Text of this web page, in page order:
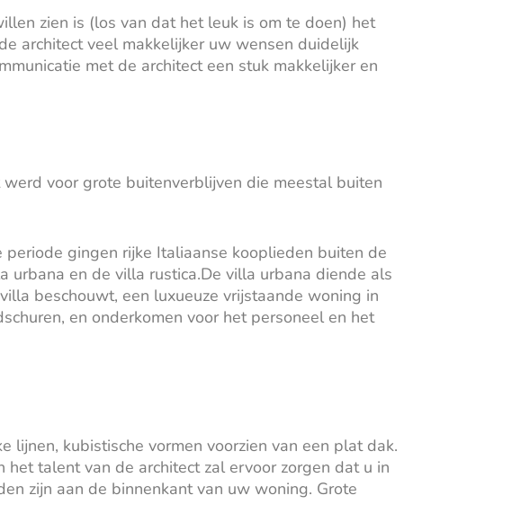
zien is (los van dat het leuk is om te doen) het
architect veel makkelijker uw wensen duidelijk
met de architect een stuk makkelijker en
voor grote buitenverblijven die meestal buiten
gingen rijke Italiaanse kooplieden buiten de
urbana en de villa rustica.De villa urbana diende als
beschouwt, een luxueuze vrijstaande woning in
en onderkomen voor het personeel en het
kubistische vormen voorzien van een plat dak.
talent van de architect zal ervoor zorgen dat u in
zijn aan de binnenkant van uw woning. Grote